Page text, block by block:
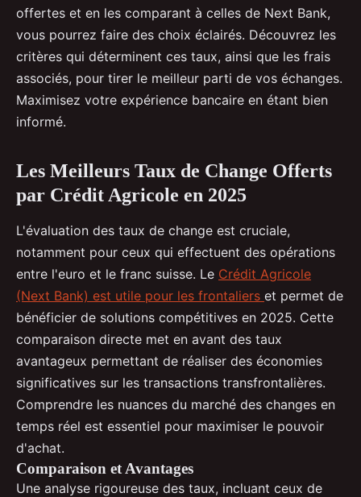
Isaac•24 février 2025•3 min de lecture
offertes et en les comparant à celles de Next Bank,
vous pourrez faire des choix éclairés. Découvrez les
critères qui déterminent ces taux, ainsi que les frais
associés, pour tirer le meilleur parti de vos échanges.
Maximisez votre expérience bancaire en étant bien
informé.
Les Meilleurs Taux de Change Offerts
par Crédit Agricole en 2025
L'évaluation des taux de change est cruciale,
notamment pour ceux qui effectuent des opérations
entre l'euro et le franc suisse. Le Crédit Agricole
(Next Bank) est utile pour les frontaliers et permet de
bénéficier de solutions compétitives en 2025. Cette
comparaison directe met en avant des taux
avantageux permettant de réaliser des économies
significatives sur les transactions transfrontalières.
Comprendre les nuances du marché des changes en
temps réel est essentiel pour maximiser le pouvoir
d'achat.
Comparaison et Avantages
Une analyse rigoureuse des taux, incluant ceux de